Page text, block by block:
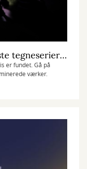
Pingprisen 2026: Årets bedste tegneserier er fundet
er fundet. Gå på
værker.